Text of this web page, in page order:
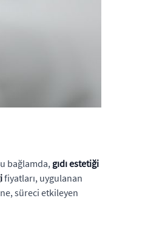
bağlamda, gıdı estetiği
fiyatları, uygulanan
süreci etkileyen